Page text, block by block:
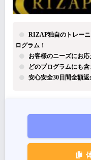
RIZAP独自のトレー
ログラム！
お客様のニーズにお
どのプログラムにも
安心安全30日間全額返